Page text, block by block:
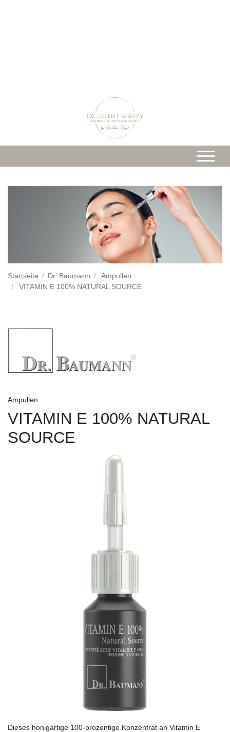
Startseite Dr. Baumann
Ampullen
VITAMIN E 100% NATURAL SOURCE
Ampullen
VITAMIN E 100% NATURAL
SOURCE
Dieses honigartige 100-prozentige Konzentrat an Vitamin E